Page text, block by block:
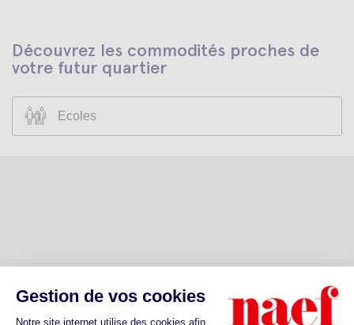
Découvrez les commodités proches de
votre futur quartier
Ecoles